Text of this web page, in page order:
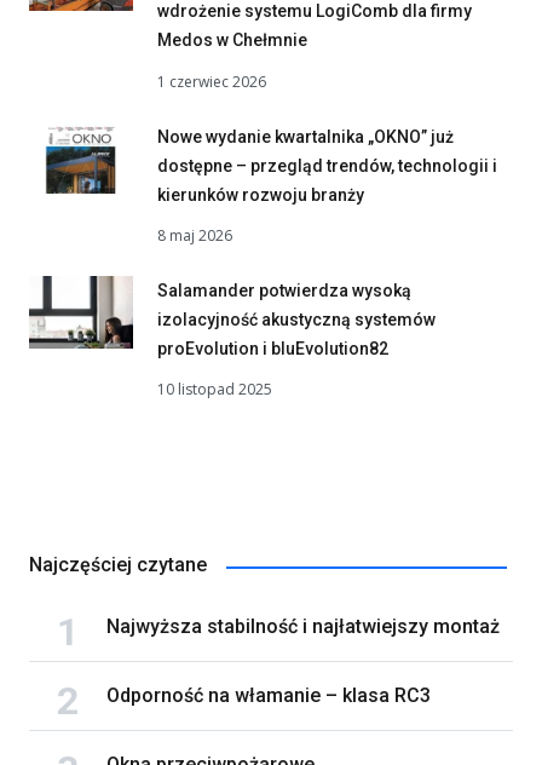
wdrożenie systemu LogiComb dla firmy
Medos w Chełmnie
1 czerwiec 2026
Nowe wydanie kwartalnika „OKNO” już
dostępne – przegląd trendów, technologii i
kierunków rozwoju branży
8 maj 2026
Salamander potwierdza wysoką
izolacyjność akustyczną systemów
proEvolution i bluEvolution82
10 listopad 2025
Najczęściej czytane
Najwyższa stabilność i najłatwiejszy montaż
Odporność na włamanie – klasa RC3